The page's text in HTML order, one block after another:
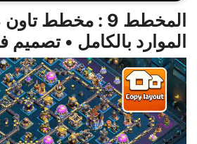
الموارد بالكامل • تصميم